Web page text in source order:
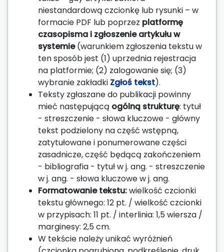
niestandardową czcionkę lub rysunki – w
formacie PDF lub poprzez platformę
czasopisma i zgłoszenie artykułu w
systemie(warunkiem zgłoszenia tekstu w
ten sposób jest (1) uprzednia rejestracja
na platformie; (2) zalogowanie się; (3)
wybranie zakładki Zgłoś tekst).
Teksty zgłaszane do publikacji powinny
mieć następującą ogólną strukturę: tytuł
- streszczenie - słowa kluczowe - główny
tekst podzielony na część wstępną,
zatytułowane i ponumerowane części
zasadnicze, część będącą zakończeniem
- bibliografia - tytuł w j. ang. - streszczenie
w j. ang. - słowa kluczowe w j. ang.
Formatowanie tekstu:wielkość czcionki
tekstu głównego: 12 pt. / wielkość czcionki
w przypisach: 11 pt. / interlinia: 1,5 wiersza /
marginesy: 2,5 cm.
W tekście należy unikać wyróżnień